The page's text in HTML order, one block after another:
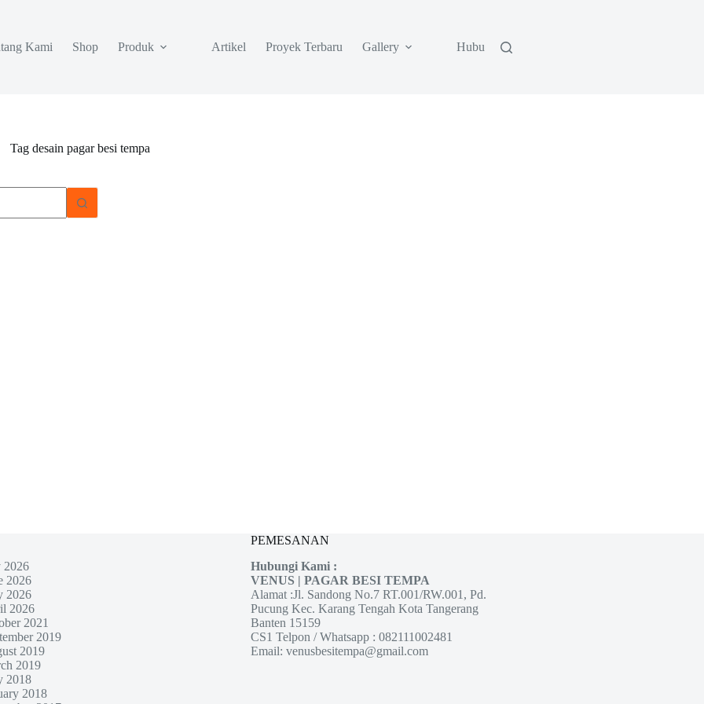
Kami
Shop Produk Artikel Proyek Terbaru Gallery Hubungi Kami
Tag desain pagar besi tempa
2026
2026
2026
2026
2021
2019
2019
2019
2018
2018
PEMESANAN
Hubungi Kami :
VENUS | PAGAR BESI TEMPA
Alamat :Jl. Sandong No.7 RT.001/RW.001, Pd.
Pucung Kec. Karang Tengah Kota Tangerang
Banten 15159
CS1 Telpon / Whatsapp : 082111002481
Email: venusbesitempa@gmail.com